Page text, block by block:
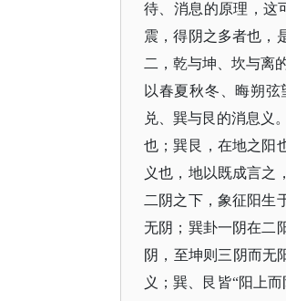
待、消息的原理，这
震，得阴之多者也，
二，乾与坤、坎与离
以春夏秋冬、晦朔
兑、巽与艮的消息义
也；巽艮，在地之阳
义也，地以既成言之
二阴之下，象征阳生
无阴；巽卦一阴在二
阴，至坤则三阴而无
义；巽、艮皆“阳上